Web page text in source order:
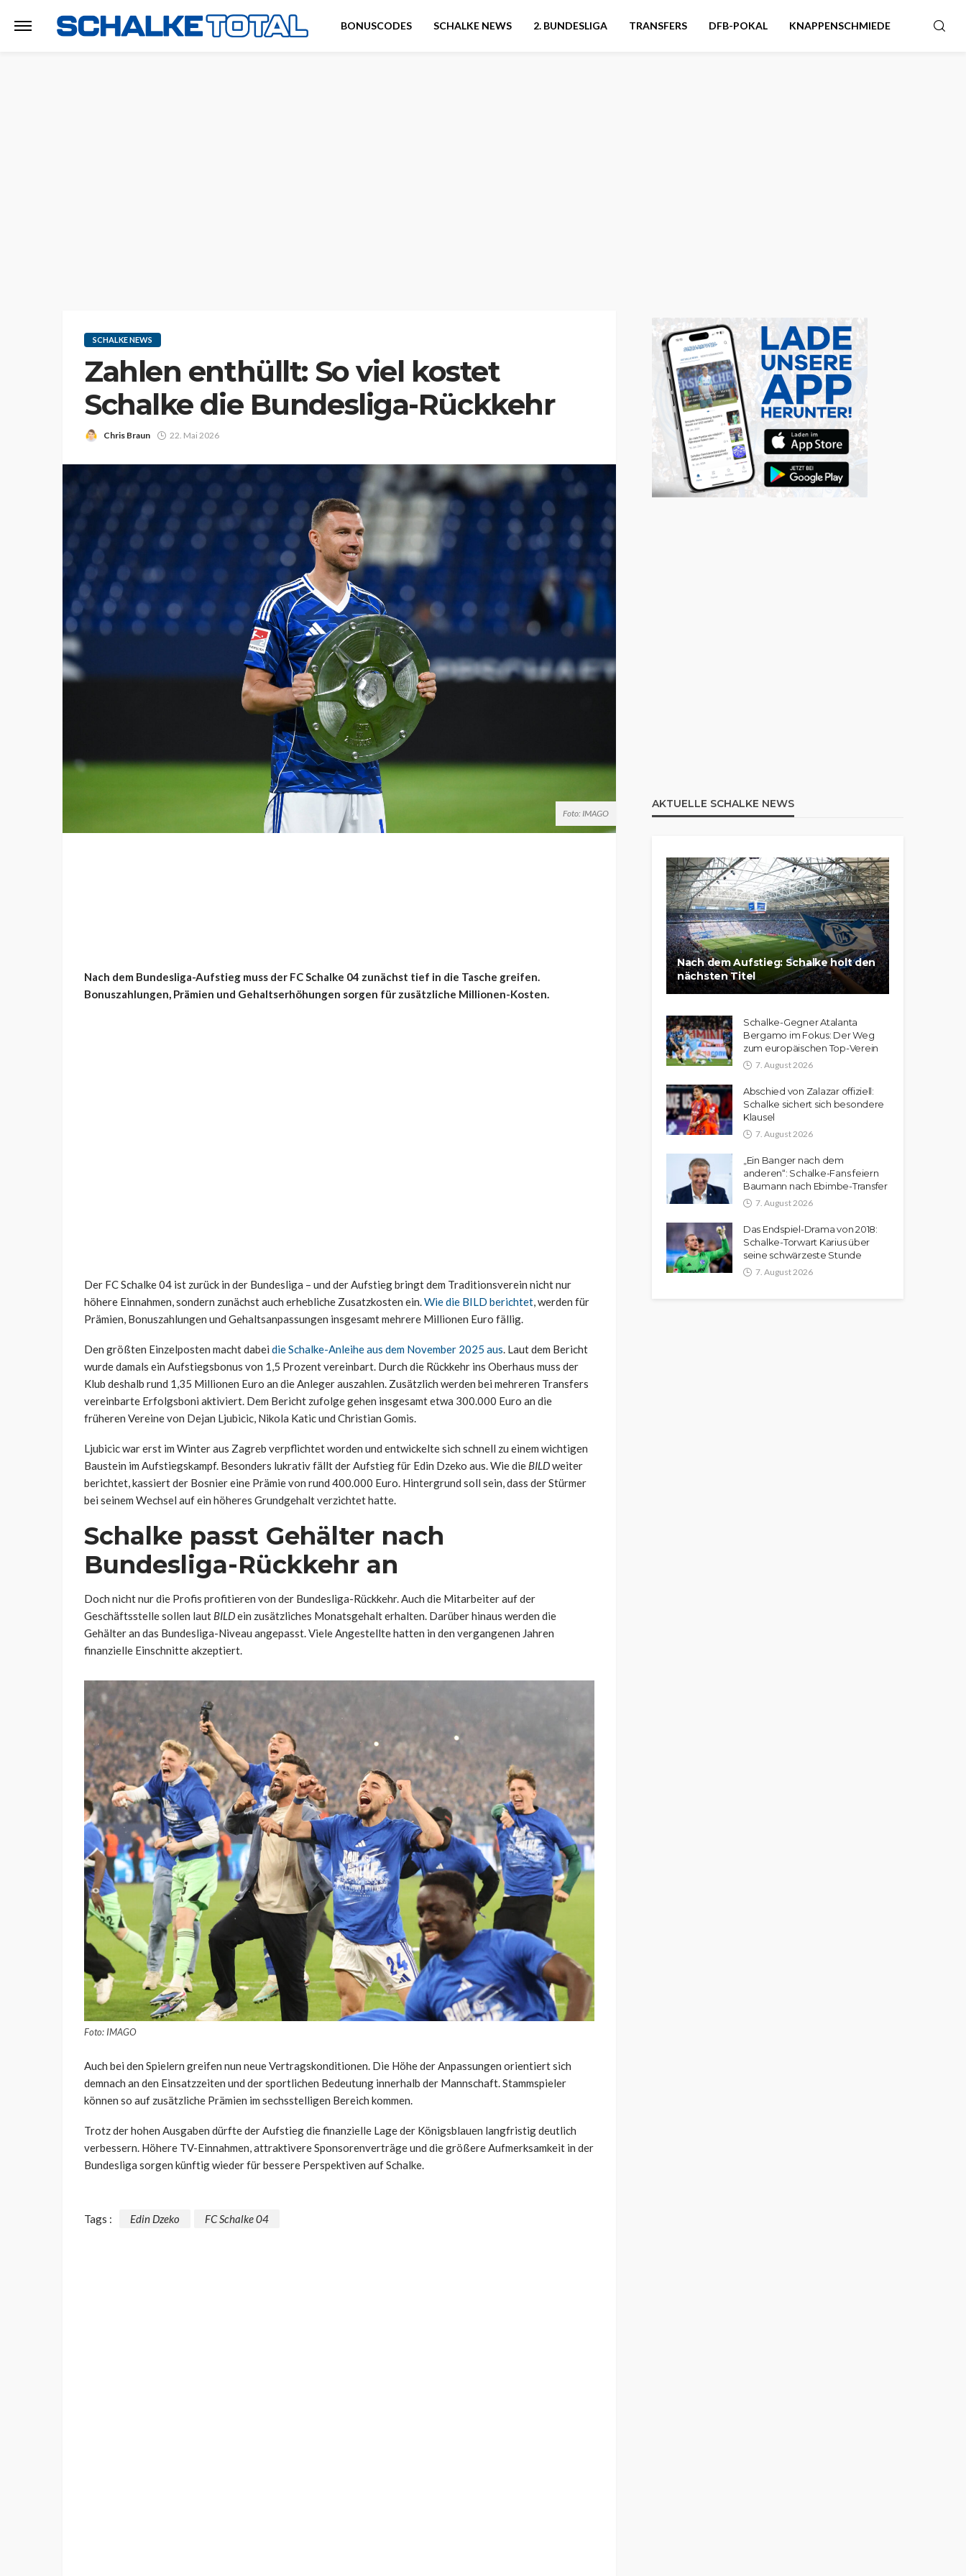
BONUSCODES SCHALKE NEWS 2. BUNDESLIGA TRANSFERS DFB-POKAL KNAPPENSCHMIEDE
SCHALKE NEWS
Zahlen enthüllt: So viel kostet
Schalke die Bundesliga-Rückkehr
Chris Braun 22. Mai 2026
Foto: IMAGO
Nach dem Bundesliga-Aufstieg muss der FC Schalke 04 zunächst tief in die Tasche greifen.
Bonuszahlungen, Prämien und Gehaltserhöhungen sorgen für zusätzliche Millionen-Kosten.
Der FC Schalke 04 ist zurück in der Bundesliga – und der Aufstieg bringt dem Traditionsverein nicht nur
höhere Einnahmen, sondern zunächst auch erhebliche Zusatzkosten ein.Wie die BILD berichtet, werden für
Prämien, Bonuszahlungen und Gehaltsanpassungen insgesamt mehrere Millionen Euro fällig.
Den größten Einzelposten macht dabei die Schalke-Anleihe aus dem November 2025 aus. Laut dem Bericht
wurde damals ein Aufstiegsbonus von 1,5 Prozent vereinbart. Durch die Rückkehr ins Oberhaus muss der
Klub deshalb rund 1,35 Millionen Euro an die Anleger auszahlen. Zusätzlich werden bei mehreren Transfers
vereinbarte Erfolgsboni aktiviert. Dem Bericht zufolge gehen insgesamt etwa 300.000 Euro an die
früheren Vereine von Dejan Ljubicic, Nikola Katic und Christian Gomis.
Ljubicic war erst im Winter aus Zagreb verpflichtet worden und entwickelte sich schnell zu einem wichtigen
Baustein im Aufstiegskampf. Besonders lukrativ fällt der Aufstieg für Edin Dzeko aus. Wie die BILDweiter
berichtet, kassiert der Bosnier eine Prämie von rund 400.000 Euro. Hintergrund soll sein, dass der Stürmer
bei seinem Wechsel auf ein höheres Grundgehalt verzichtet hatte.
Schalke passt Gehälter nach
Bundesliga-Rückkehr an
Doch nicht nur die Profis profitieren von der Bundesliga-Rückkehr. Auch die Mitarbeiter auf der
Geschäftsstelle sollen laut BILDein zusätzliches Monatsgehalt erhalten. Darüber hinaus werden die
Gehälter an das Bundesliga-Niveau angepasst. Viele Angestellte hatten in den vergangenen Jahren
finanzielle Einschnitte akzeptiert.
Foto: IMAGO
Auch bei den Spielern greifen nun neue Vertragskonditionen. Die Höhe der Anpassungen orientiert sich
demnach an den Einsatzzeiten und der sportlichen Bedeutung innerhalb der Mannschaft. Stammspieler
können so auf zusätzliche Prämien im sechsstelligen Bereich kommen.
Trotz der hohen Ausgaben dürfte der Aufstieg die finanzielle Lage der Königsblauen langfristig deutlich
verbessern. Höhere TV-Einnahmen, attraktivere Sponsorenverträge und die größere Aufmerksamkeit in der
Bundesliga sorgen künftig wieder für bessere Perspektiven auf Schalke.
Tags : Edin Dzeko FC Schalke 04
AKTUELLE SCHALKE NEWS
Nach dem Aufstieg: Schalke holt den
nächsten Titel
Schalke-Gegner Atalanta
Bergamo im Fokus: Der Weg
zum europäischen Top-Verein
7. August 2026
Abschied von Zalazar offiziell:
Schalke sichert sich besondere
Klausel
7. August 2026
„Ein Banger nach dem
anderen“: Schalke-Fans feiern
Baumann nach Ebimbe-Transfer
7. August 2026
Das Endspiel-Drama von 2018:
Schalke-Torwart Karius über
seine schwärzeste Stunde
7. August 2026